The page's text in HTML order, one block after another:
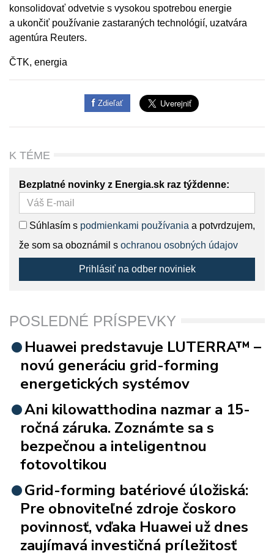
konsolidovať odvetvie s vysokou spotrebou energie
a ukončiť používanie zastaraných technológií, uzatvára
agentúra Reuters.
ČTK, energia
Zdieľať
K TÉME
Bezplatné novinky z Energia.sk raz týždenne:
Súhlasím s podmienkami používania a potvrdzujem,
že som sa oboznámil s ochranou osobných údajov
Prihlásiť na odber noviniek
POSLEDNÉ PRÍSPEVKY
Huawei predstavuje LUTERRA™ –
novú generáciu grid-forming
energetických systémov
Ani kilowatthodina nazmar a 15-
ročná záruka. Zoznámte sa s
bezpečnou a inteligentnou
fotovoltikou
Grid-forming batériové úložiská:
Pre obnoviteľné zdroje čoskoro
povinnosť, vďaka Huawei už dnes
zaujímavá investičná príležitosť